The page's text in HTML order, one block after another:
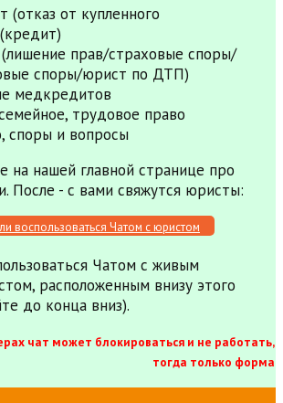
(отказ от купленного
прав/страховые споры/
споры/юрист по ДТП)
медкредитов
трудовое право
споры и вопросы
на нашей главной странице про
После - с вами свяжутся юристы:
воспользоваться Чатом с юристом
Чатом с живым
расположенным внизу этого
до конца вниз).
чат может блокироваться и не работать,
тогда только форма